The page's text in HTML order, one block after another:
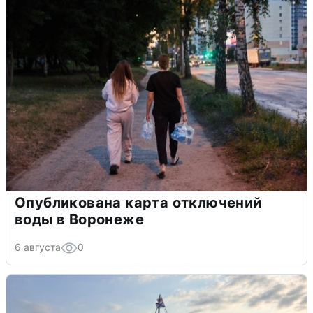
Опубликована карта отключений
воды в Воронеже
6 августа 0